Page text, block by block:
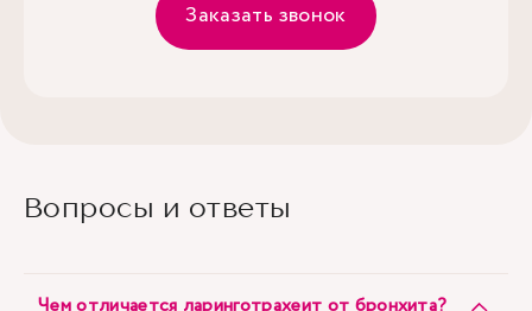
Заказать звонок
Вопросы и ответы